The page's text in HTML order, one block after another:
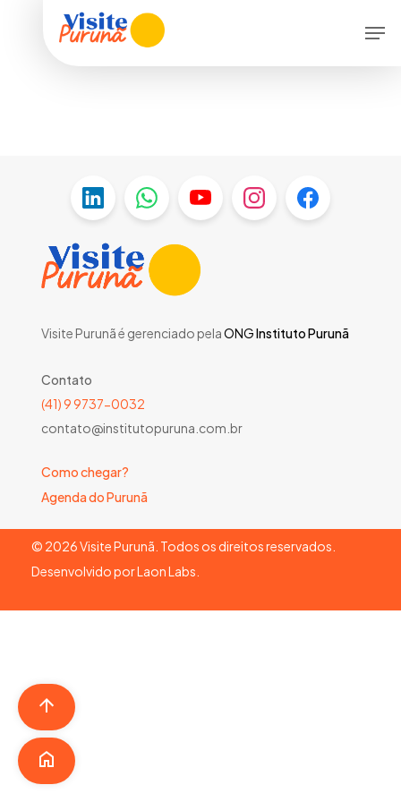
Visite Purunã é gerenciado pelaONGInstituto Purunã
Contato
(41) 9 9737-0032
contato@institutopuruna.com.br
Como chegar?
Agenda do Purunã
© 2026Visite Purunã. Todos os direitos reservados.
Desenvolvido porLaon Labs